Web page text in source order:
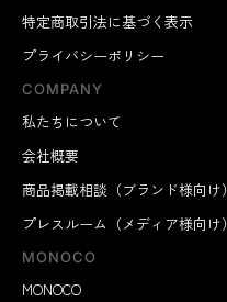
特定商取引法に基づく表示
プライバシーポリシー
COMPANY
私たちについて
会社概要
商品掲載相談（ブランド様向け）
プレスルーム（メディア様向け）
MONOCO
MONOCO